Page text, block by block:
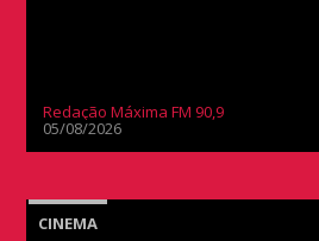
Redação Máxima FM 90,9
05/08/2026
CINEMA